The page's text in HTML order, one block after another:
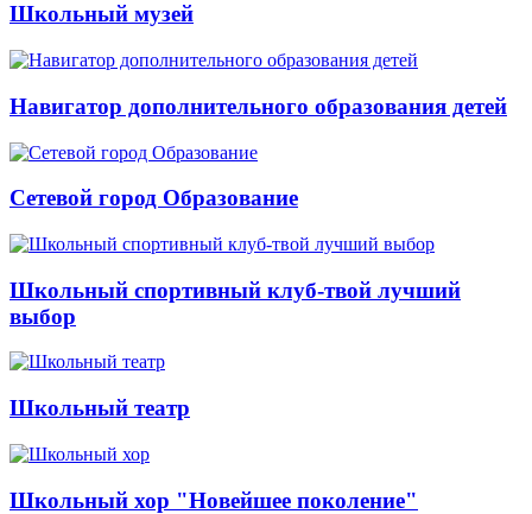
Школьный музей
Навигатор дополнительного образования детей
Сетевой город Образование
Школьный спортивный клуб-твой лучший
выбор
Школьный театр
Школьный хор "Новейшее поколение"